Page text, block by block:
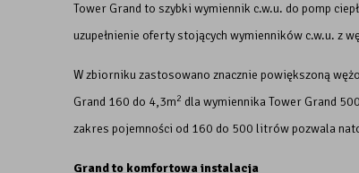
Tower Grand to szybki wymiennik c.w.u. do pomp
uzupełnienie oferty stojących wymienników c.w.u. z
W zbiorniku zastosowano znacznie powiększoną
Grand 160 do 4,3m2 dla wymiennika Tower Grand
zakres pojemności od 160 do 500 litrów pozwala
Grand to komfortowa instalacja